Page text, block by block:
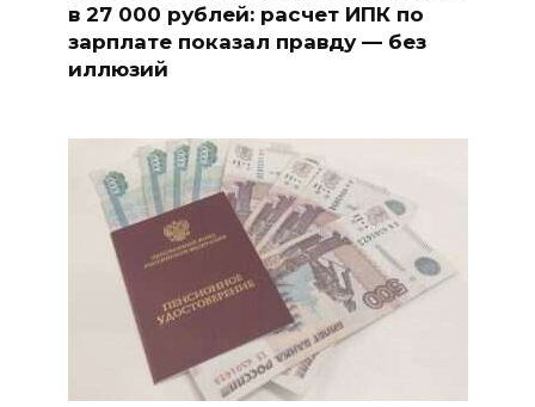
в 27 000 рублей: расчет ИПК по
зарплате показал правду — без
иллюзий